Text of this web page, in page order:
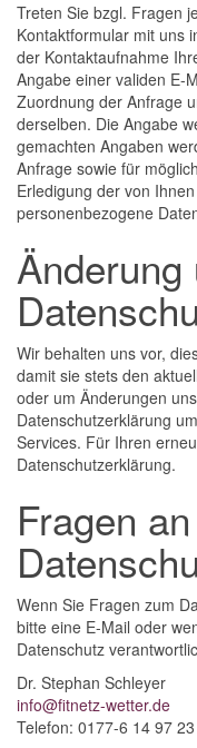
Treten Sie bzgl. Fragen
Kontaktformular mit uns
der Kontaktaufnahme
Angabe einer validen E-
Zuordnung der Anfrage
derselben. Die Angabe
gemachten Angaben
Anfrage sowie für
Erledigung der von
personenbezogene
Wir behalten uns vor,
damit sie stets den
oder um Änderungen
Datenschutzerklärung
Services. Für Ihren
Datenschutzerklärung.
Fragen
Wenn Sie Fragen zum
bitte eine E-Mail oder
Datenschutz
Dr. Stephan Schleyer
info@fitnetz-wetter.de
Telefon: 0177-6 14 97 23